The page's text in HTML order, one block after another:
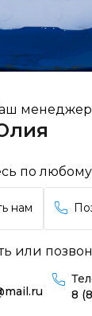
менеджер
по
нам
или
8